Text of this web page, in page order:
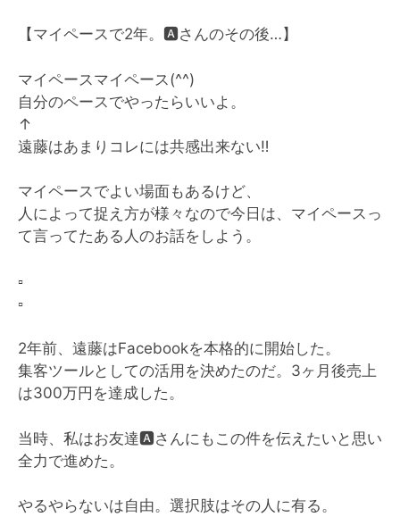
【マイペースで2年。 🅰️さんのその後…】
マイペースマイペース(^^)
自分のペースでやったらいいよ。
↑
遠藤はあまりコレには共感出来ない‼︎
マイペースでよい場面もあるけど、
人によって捉え方が様々なので今日は、マイペースっ
て言ってたある人のお話をしよう。
▫️
▫️
2年前、遠藤はFacebookを本格的に開始した。
集客ツールとしての活用を決めたのだ。3ヶ月後売上
は300万円を達成した。
当時、私はお友達🅰️さんにもこの件を伝えたいと思い
全力で進めた。
やるやらないは自由。選択肢はその人に有る。